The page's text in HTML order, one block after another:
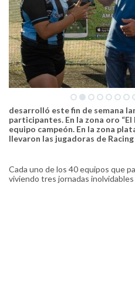
desarrolló este fin de semana
participantes. En la zona oro
equipo campeón. En la zona
llevaron las jugadoras de
Cada uno de los 40 equipos que
viviendo tres jornadas